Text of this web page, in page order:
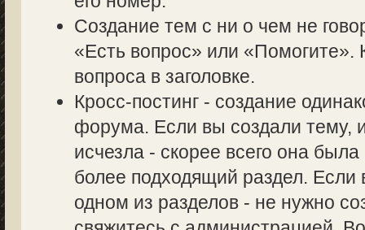
Создание тем с ни о чем не
«Есть вопрос» или «Помогите».
вопроса в заголовке.
Кросс-постинг - создание
форума. Если вы создали тему,
исчезла - скорее всего она
более подходящий раздел.
одном из разделов - не нужно